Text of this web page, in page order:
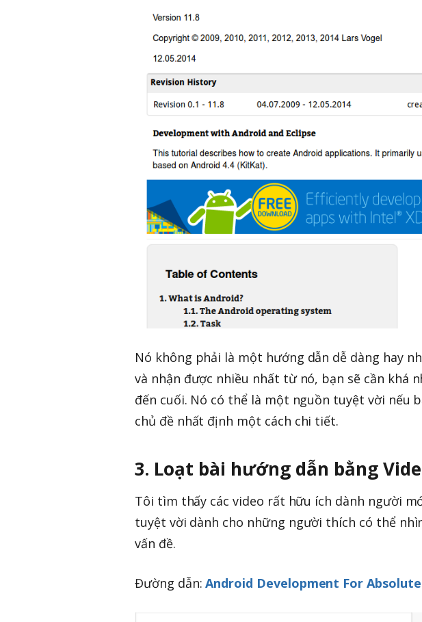
Nó không phải là một hướng dẫn dễ dàng hay
và nhận được nhiều nhất từ nó, bạn sẽ cần khá
đến cuối. Nó có thể là một nguồn tuyệt vời nếu
chủ đề nhất định một cách chi tiết.
3. Loạt bài hướng dẫn bằng
Tôi tìm thấy các video rất hữu ích dành người
tuyệt vời dành cho những người thích có thể
vấn đề.
Đường dẫn:Android Development For